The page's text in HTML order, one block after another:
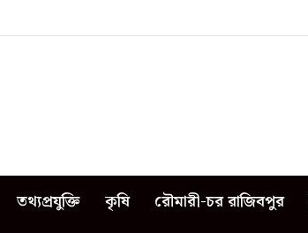
তথ্যপ্রযুক্তি কৃষি রৌমারী-চর রাজিবপুর